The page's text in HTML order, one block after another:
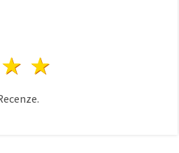
4 hvězdy
3 hvězdy